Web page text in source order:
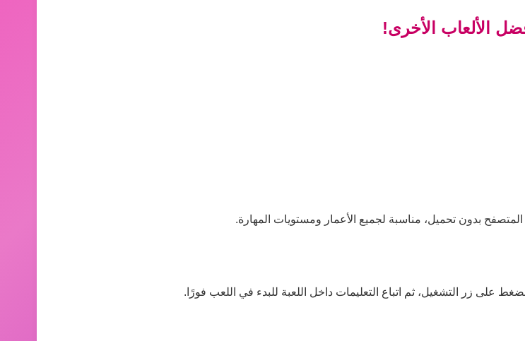
الألعاب الأخرى!
بدون تحميل، مناسبة لجميع الأعمار ومستويات المهارة.
على زر التشغيل، ثم اتباع التعليمات داخل اللعبة للبدء في اللعب فورًا.